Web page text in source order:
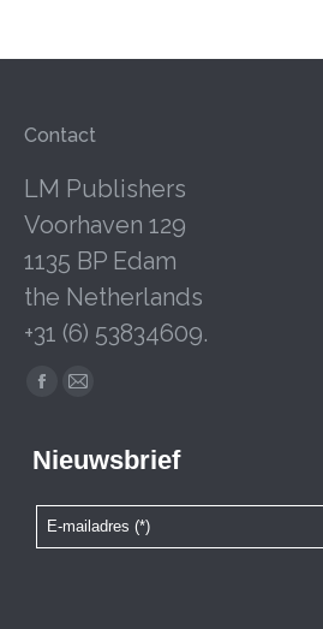
Contact
LM Publishers
Voorhaven 129
1135 BP Edam
the Netherlands
+31 (6) 53834609.
opens
new
window
opens
new
window